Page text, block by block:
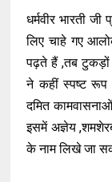
धर्मवीर भारती
लिए चाहे गए
पढ़ते हैं ,तब टुकड़ों
ने कहीं स्पष्ट रूप
दमित
इसमें अज्ञेय
के नाम लिखे जा